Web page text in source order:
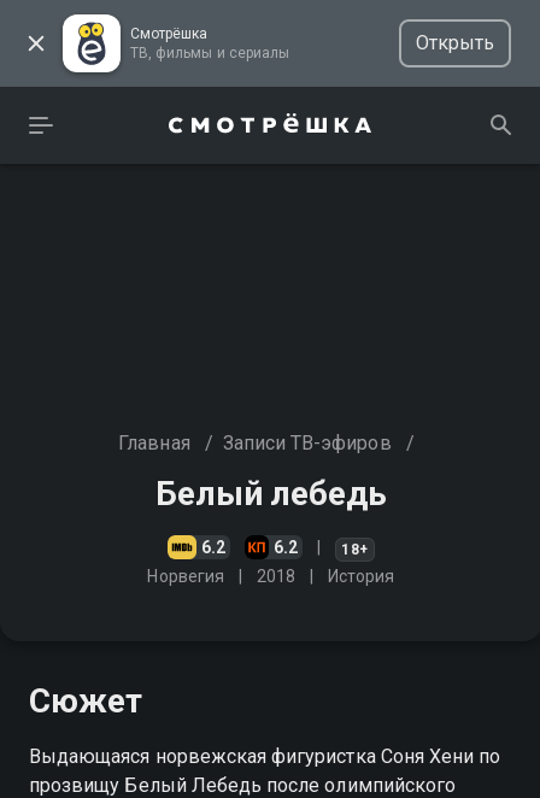
Смотрёшка
ТВ, фильмы и сериалы
Открыть
Главная / Записи ТВ-эфиров /
Белый лебедь
6.2 6.2 18+
Норвегия 2018 История
Сюжет
Выдающаяся норвежская фигуристка Соня Хени по
прозвищу Белый Лебедь после олимпийского